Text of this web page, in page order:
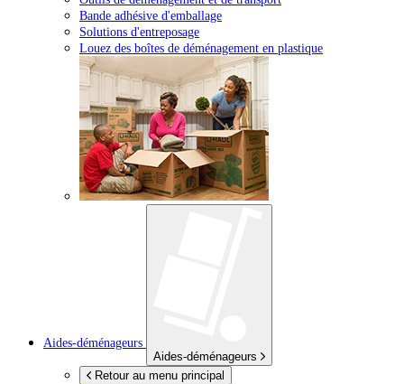
Bande adhésive d'emballage
Solutions d'entreposage
Louez des boîtes de déménagement en plastique
Aides-déménageurs
Aides-déménageurs
Retour au menu principal